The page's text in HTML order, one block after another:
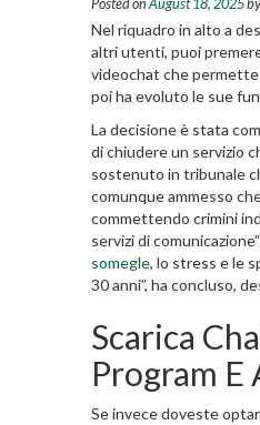
Posted onAugust 18, 2025by
Nel riquadro in alto a
altri utenti, puoi
videochat che permette
poi ha evoluto le sue
La decisione è stata
di chiudere un servizio
sostenuto in tribunale
comunque ammesso
commettendo crimini
servizi di
somegle, lo stress e le
30 anni”, ha concluso,
Scarica
Program E
Se invece doveste